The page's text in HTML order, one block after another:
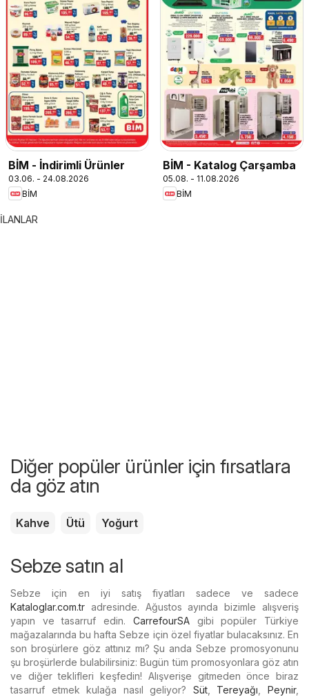
BİM - İndirimli Ürünler
03.06. - 24.08.2026
BİM
BİM - Katalog Çarşamba
05.08. - 11.08.2026
BİM
İLANLAR
Diğer popüler ürünler için fırsatlara
da göz atın
Kahve Ütü Yoğurt
Sebze satın al
Sebze için en iyi satış fiyatları sadece ve sadece
Kataloglar.com.tr adresinde. Ağustos ayında bizimle alışveriş
yapın ve tasarruf edin. CarrefourSAgibi popüler Türkiye
mağazalarında bu hafta Sebze için özel fiyatlar bulacaksınız. En
son broşürlere göz attınız mı? Şu anda Sebze promosyonunu
şu broşürlerde bulabilirsiniz: Bugün tüm promosyonlara göz atın
ve diğer teklifleri keşfedin! Alışverişe gitmeden önce biraz
tasarruf etmek kulağa nasıl geliyor? Süt, Tereyağı ,Peynir,